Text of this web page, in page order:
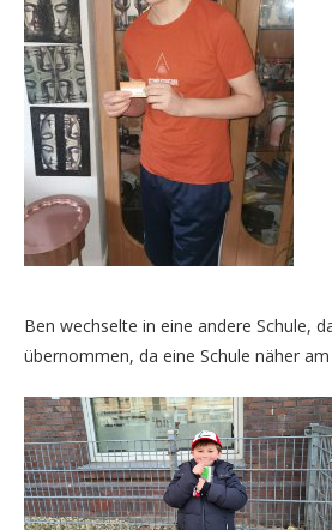
Ben wechselte in eine andere Schule,
übernommen, da eine Schule näher